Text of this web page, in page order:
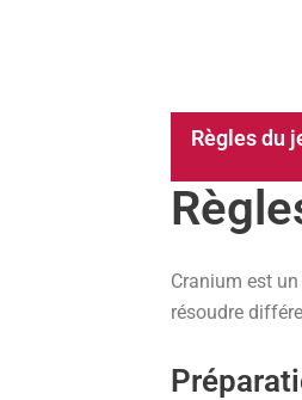
Règles du
Cranium est
résoudre